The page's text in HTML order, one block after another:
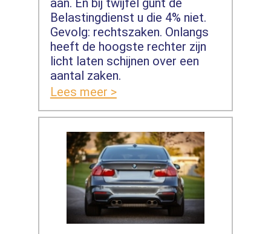
aan. En bij twijfel gunt de
Belastingdienst u die 4% niet.
Gevolg: rechtszaken. Onlangs
heeft de hoogste rechter zijn
licht laten schijnen over een
aantal zaken.
Lees meer >